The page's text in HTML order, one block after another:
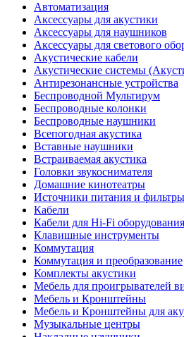
Автоматизация
Аксессуары для акустики
Аксессуары для наушников
Аксессуары для светового
Акустические кабели
Акустические системы
Антирезонансные устройства
Беспроводной Мультирум
Беспроводные колонки
Беспроводные наушники
Всепогодная акустика
Вставные наушники
Встраиваемая акустика
Головки звукоснимателя
Домашние кинотеатры
Источники питания и фильтры
Кабели
Кабели для Hi-Fi оборудования
Клавишные инструменты
Коммутация
Коммутация и преобразование
Комплекты акустики
Мебель для проигрывателей
Мебель и Кронштейны
Мебель и Кронштейны для
Музыкальные центры